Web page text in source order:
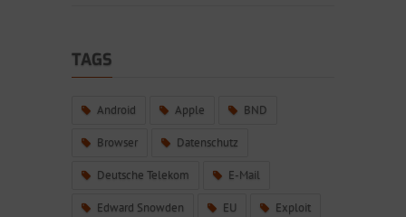
TAGS
Android Apple BND
Browser Datenschutz
Deutsche Telekom E-Mail
Edward Snowden EU Exploit